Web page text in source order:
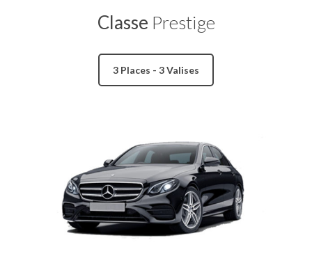
Classe Prestige
3 Places - 3 Valises